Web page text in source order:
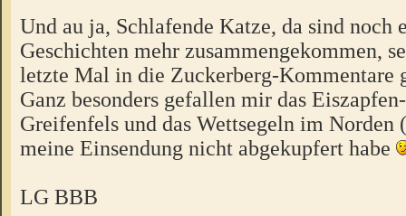
Und au ja, Schlafende Katze, da sind noch
Geschichten mehr zusammengekommen,
letzte Mal in die Zuckerberg-Kommentare
Ganz besonders gefallen mir das
Greifenfels und das Wettsegeln im Norden
meine Einsendung nicht abgekupfert habe
LG BBB